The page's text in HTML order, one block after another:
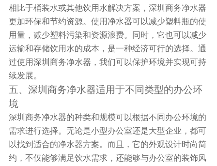
相比于桶装水或其他饮用水解决方案，深圳商务净水器
更加环保和节约资源。使用净水器可以减少塑料瓶的使
用量，减少塑料污染和资源浪费。同时，它也可以减少
运输和存储饮用水的成本，是一种经济可行的选择。通
过使用深圳商务净水器，我们可以保护环境并实现可持
续发展。
五、深圳商务净水器适用于不同类型的办公环
境
深圳商务净水器的种类和规模可以根据不同办公环境的
需求进行选择。无论是小型办公室还是大型企业，都可
以找到适合的净水器方案。而且，它的外观设计时尚简
约，不仅能够满足饮水需求，还能够与办公室的装饰风